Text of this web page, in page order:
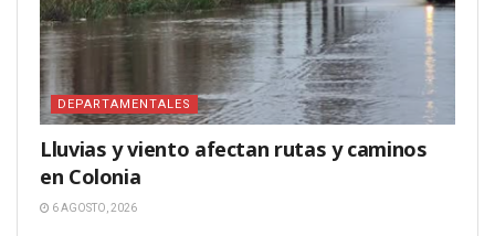
DEPARTAMENTALES
Lluvias y viento afectan rutas y caminos
en Colonia
6 AGOSTO, 2026